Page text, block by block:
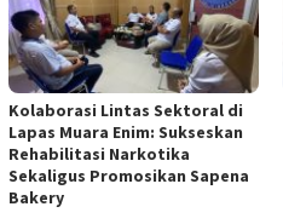
Kolaborasi Lintas Sektoral di
Lapas Muara Enim: Sukseskan
Rehabilitasi Narkotika
Sekaligus Promosikan Sapena
Bakery